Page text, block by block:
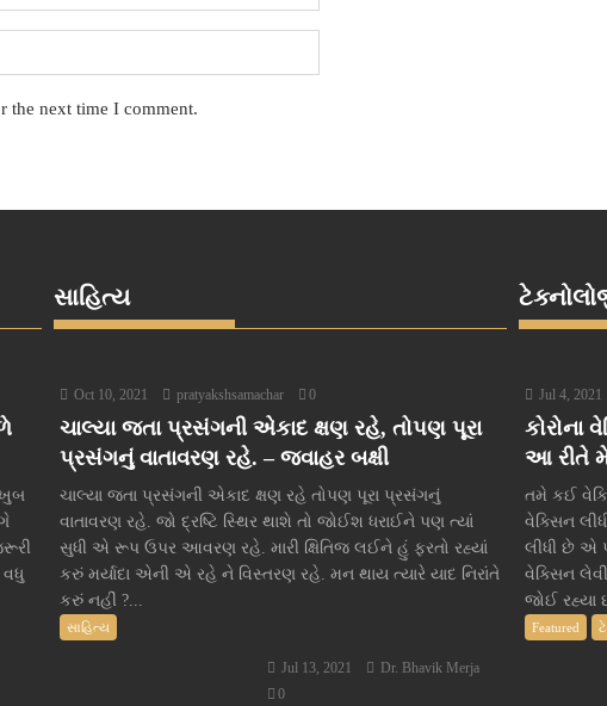
the next time I comment.
ખુબ
વધુ
સાહિત્ય
Oct 10, 2021 pratyakshsamachar 0
ચાલ્યા જતા પ્રસંગની એકાદ ક્ષણ રહે, તોપણ પૂરા
પ્રસંગનું વાતાવરણ રહે. – જવાહર બક્ષી
ચાલ્યા જતા પ્રસંગની એકાદ ક્ષણ રહે તોપણ પૂરા પ્રસંગનું
વાતાવરણ રહે. જો દ્રષ્ટિ સ્થિર થાશે તો જોઈશ ધરાઈને પણ ત્યાં
સુધી એ રૂપ ઉપર આવરણ રહે. મારી ક્ષિતિજ લઈને હું ફરતો રહ્યાં
કરું મર્યાદા એની એ રહે ને વિસ્તરણ રહે. મન થાય ત્યારે યાદ નિરાંતે
કરું નહીં ?...
સાહિત્ય
Jul 13, 2021
Dr. Bhavik Merja
0
Jul 4, 2021
કોરોના
આ રીતે
તમે કઈ
વેક્સિન
લીધી છે એ
વેક્સિન
જોઈ રહ્યા
Featured